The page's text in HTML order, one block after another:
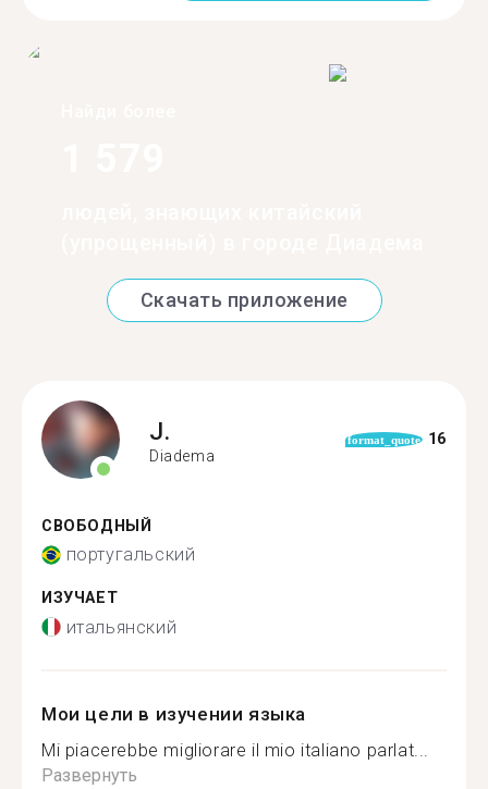
Скачать приложение
J.
Diadema
format_quote 16
СВОБОДНЫЙ
португальский
ИЗУЧАЕТ
итальянский
Мои цели в изучении языка
Mi piacerebbe migliorare il mio italiano parlat...
Развернуть